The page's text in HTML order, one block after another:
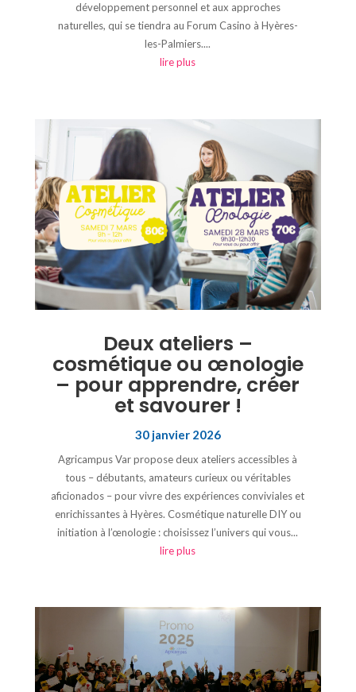
développement personnel et aux approches
naturelles, qui se tiendra au Forum Casino à Hyères-
les-Palmiers....
lire plus
Deux ateliers –
cosmétique ou œnologie
– pour apprendre, créer
et savourer !
30 janvier 2026
Agricampus Var propose deux ateliers accessibles à
tous – débutants, amateurs curieux ou véritables
aficionados – pour vivre des expériences conviviales et
enrichissantes à Hyères. Cosmétique naturelle DIY ou
initiation à l’œnologie : choisissez l’univers qui vous...
lire plus